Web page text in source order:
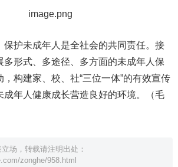
保护未成年人是全社会的共同责任。接
多形式、多途径、多方面的未成年人保
构建家、校、社“三位一体”的有效宣传
成年人健康成长营造良好的环境。（毛
场，转载请注明出处：
zonghe/958.html